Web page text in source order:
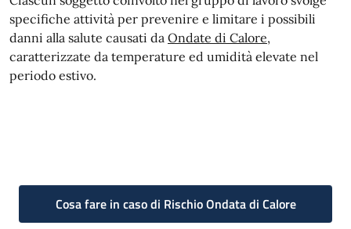
specifiche attività per prevenire e limitare i possibili
danni alla salute causati da Ondate di Calore,
caratterizzate da temperature ed umidità elevate nel
periodo estivo.
Cosa fare in caso di Rischio Ondata di Calore